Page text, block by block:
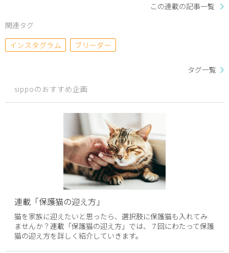
この連載の記事一覧
関連タグ
インスタグラム
ブリーダー
タグ一覧
sippoのおすすめ企画
連載「保護猫の迎え方」
猫を家族に迎えたいと思ったら、選択肢に保護猫も入れてみ
ませんか？連載「保護猫の迎え方」では、７回にわたって保護
猫の迎え方を詳しく紹介していきます。